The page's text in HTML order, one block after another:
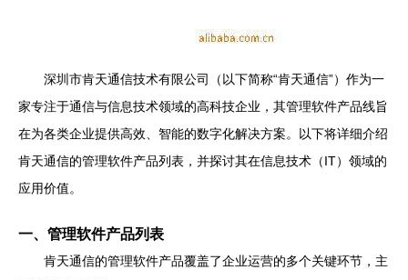
深圳市肯天通信技术有限公司（以下简称“肯天通信”）作为一
家专注于通信与信息技术领域的高科技企业，其管理软件产品线旨
在为各类企业提供高效、智能的数字化解决方案。以下将详细介绍
肯天通信的管理软件产品列表，并探讨其在信息技术（IT）领域的
应用价值。
一、管理软件产品列表
肯天通信的管理软件产品覆盖了企业运营的多个关键环节，主